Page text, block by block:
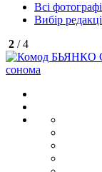
Всі
Вибір
2 / 4